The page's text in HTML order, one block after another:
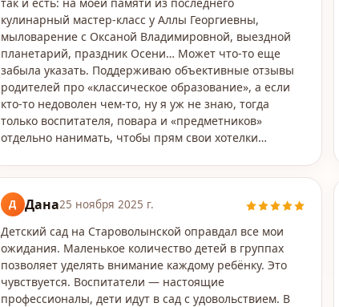
кулинарный мастер‑класс у Аллы Георгиевны,
мыловарение с Оксаной Владимировной, выездной
планетарий, праздник Осени… Может что-то еще
забыла указать. Поддерживаю объективные отзывы
родителей про «классическое образование», а если
кто-то недоволен чем-то, ну я уж не знаю, тогда
только воспитателя, повара и «предметников»
отдельно нанимать, чтобы прям свои хотелки…
Д Дана25 ноября 2025 г.
Детский сад на Староволынской оправдал все мои
ожидания. Маленькое количество детей в группах
позволяет уделять внимание каждому ребёнку. Это
чувствуется. Воспитатели — настоящие
профессионалы, дети идут в сад с удовольствием. В